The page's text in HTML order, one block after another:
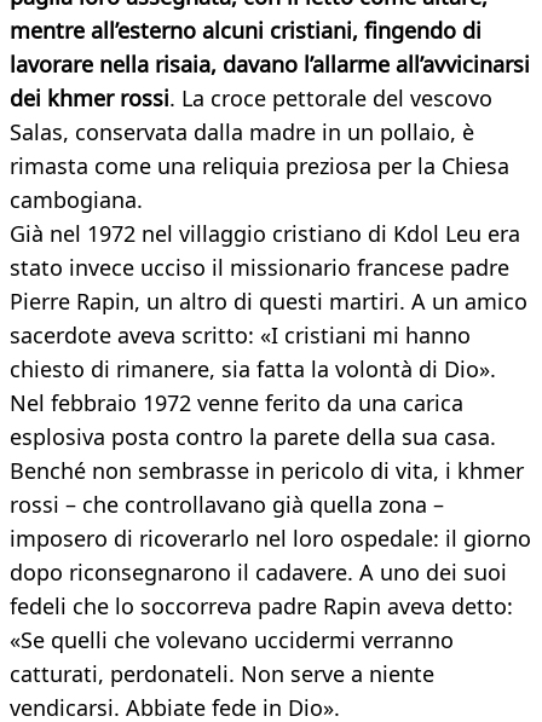
mentre all’esterno alcuni cristiani, fingendo di
lavorare nella risaia, davano l’allarme all’avvicinarsi
dei khmer rossi. La croce pettorale del vescovo
Salas, conservata dalla madre in un pollaio, è
rimasta come una reliquia preziosa per la Chiesa
cambogiana.
Già nel 1972 nel villaggio cristiano di Kdol Leu era
stato invece ucciso il missionario francese padre
Pierre Rapin, un altro di questi martiri. A un amico
sacerdote aveva scritto: «I cristiani mi hanno
chiesto di rimanere, sia fatta la volontà di Dio».
Nel febbraio 1972 venne ferito da una carica
esplosiva posta contro la parete della sua casa.
Benché non sembrasse in pericolo di vita, i khmer
rossi – che controllavano già quella zona –
imposero di ricoverarlo nel loro ospedale: il giorno
dopo riconsegnarono il cadavere. A uno dei suoi
fedeli che lo soccorreva padre Rapin aveva detto:
«Se quelli che volevano uccidermi verranno
catturati, perdonateli. Non serve a niente
vendicarsi. Abbiate fede in Dio».